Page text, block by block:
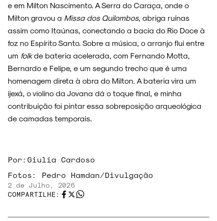
e em Milton Nascimento. A Serra do Caraça, onde o
Milton gravou a Missa dos Quilombos, abriga ruínas
assim como Itaúnas, conectando a bacia do Rio Doce à
foz no Espírito Santo. Sobre a música, o arranjo flui entre
um folkde bateria acelerada, com Fernando Motta,
Bernardo e Felipe, e um segundo trecho que é uma
homenagem direta à obra do Milton. A bateria vira um
ijexá, o violino da Jovana dá o toque final, e minha
contribuição foi pintar essa sobreposição arqueológica
de camadas temporais.
Por: Giulia Cardoso
Fotos: Pedro Hamdan/Divulgação
2 de Julho, 2026
COMPARTILHE: